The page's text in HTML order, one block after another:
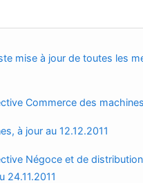
mise à jour de toutes les
Commerce des
à jour au 12.12.2011
Négoce et de
24.11.2011